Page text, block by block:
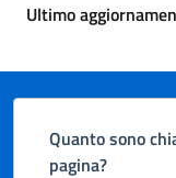
Ultimo
Quanto sono
pagina?